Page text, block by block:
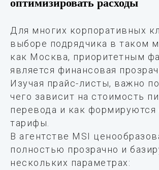
Для многих корпоративных
выборе подрядчика в таком
как Москва, приоритетным
является финансовая
Изучая прайс-листы, важно
чего зависит на стоимость
перевода и как
тарифы.
В агентстве MSI
полностью прозрачно и
нескольких параметрах: